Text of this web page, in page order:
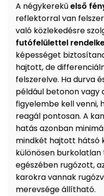
A négykerekűelső
reflektorral van
való közlekedésre
futófelülettel
képességet
hajtott, de
felszerelve. Ha durva
például betonon vagy
figyelembe kell venni,
reagál pontosan. A
hatás azonban
mindkét hajtott hátsó
különösen
egészében rugózott,
karokra vannak
merevsége állítható.